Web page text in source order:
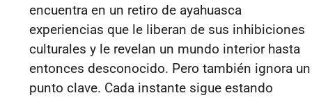
encuentra en un retiro de ayahuasca
experiencias que le liberan de sus inhibiciones
culturales y le revelan un mundo interior hasta
entonces desconocido. Pero también ignora un
punto clave. Cada instante sigue estando